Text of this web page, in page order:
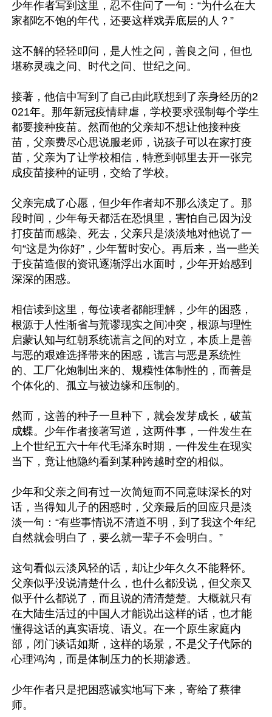
少年作者写到这里，忍不住问了一句：“为什么在大
家都吃不饱的年代，还要这样戏弄底层的人？”
这不解的轻轻叩问，是人性之问，善良之问，但也
堪称灵魂之问、时代之问、世纪之问。
接著，他信中写到了自己由此联想到了亲身经历的2
021年。那年新冠疫情肆虐，学校要求强制每个学生
都要接种疫苗。然而他的父亲却不想让他接种疫
苗，父亲费尽心思说服老师，说孩子可以在家打疫
苗，父亲为了让学校相信，特意到邨里去开一张完
成疫苗接种的证明，交给了学校。
父亲完成了心愿，但少年作者却不那么淡定了。那
段时间，少年每天都活在恐惧里，害怕自己因为没
打疫苗而感染、死去，父亲只是淡淡地对他说了一
句“这是为你好”，少年暂时安心。再后来，当一些关
于疫苗造假的资讯逐渐浮出水面时，少年开始感到
深深的困惑。
相信读到这里，每位读者都能理解，少年的困惑，
根源于人性渐省与荒谬现实之间冲突，根源与理性
启蒙认知与红朝系统谎言之间的对立，本质上是善
与恶的艰难选择带来的困惑，谎言与恶是系统性
的、工厂化炮制出来的、规糢性体制性的，而善是
个体化的、孤立与被边缘和压制的。
然而，这善的种子一旦种下，就会发芽成长，破茧
成蝶。少年作者接著写道，这两件事，一件发生在
上个世纪五六十年代毛泽东时期，一件发生在现实
当下，竟让他隐约看到某种跨越时空的相似。
少年和父亲之间有过一次简短而不同意味深长的对
话，当得知儿子的困惑时，父亲最后的回应只是淡
淡一句：“有些事情说不清道不明，到了我这个年纪
自然就会明白了，要么就一辈子不会明白。”
这句看似云淡风轻的话，却让少年久久不能释怀。
父亲似乎没说清楚什么，也什么都没说，但父亲又
似乎什么都说了，而且说的清清楚楚。大概就只有
在大陆生活过的中国人才能说出这样的话，也才能
懂得这话的真实语境、语义。在一个原生家庭内
部，闭门谈话如斯，这样的场景，不是父子代际的
心理鸿沟，而是体制压力的长期渗透。
少年作者只是把困惑诚实地写下来，寄给了蔡律
师。